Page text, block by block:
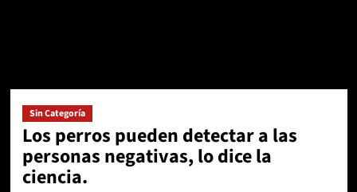
Sin Categoría
Los perros pueden detectar a las
personas negativas, lo dice la
ciencia.